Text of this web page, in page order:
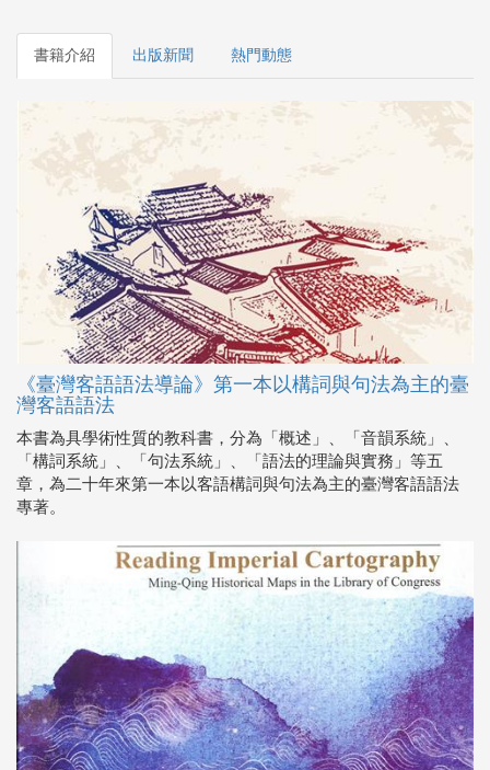
書籍介紹 出版新聞 熱門動態
《臺灣客語語法導論》第一本以構詞與句法為主的臺
灣客語語法
本書為具學術性質的教科書，分為「概述」、「音韻系統」、
「構詞系統」、「句法系統」、「語法的理論與實務」等五
章，為二十年來第一本以客語構詞與句法為主的臺灣客語語法
專著。